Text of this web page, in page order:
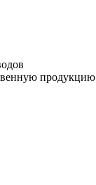
продукцию